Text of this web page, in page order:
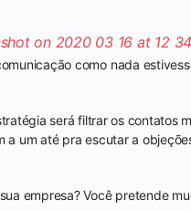
como nada
será filtrar os contatos
a um até pra escutar a
empresa? Você pretende